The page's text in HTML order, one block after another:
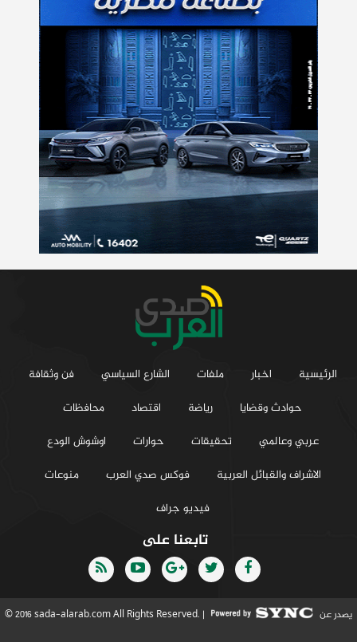
الرئيسية اخبار ملفات الشارع السياسي
فن وثقافة
حوادث وقضايا
رياضة اقتصاد
محافظات
عربي وعالمي
تحقيقات حوارات
اوشوش الودع
الاشراف والقبائل العربية
فوكس صدي العرب
منوعات
فيديو جراف
تابعنا على
© 2016 sada-alarab.com All Rights Reserved. | يصدر عن